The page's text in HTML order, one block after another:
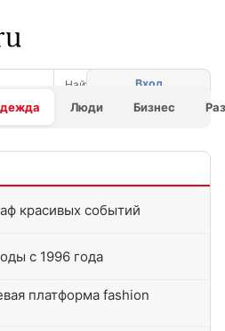
Люди Бизнес
Вход
красивых событий
с 1996 года
платформа fashion